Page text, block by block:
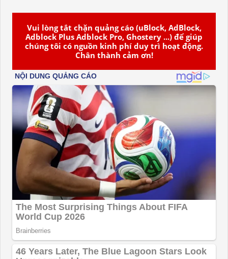
Vui lòng tắt chặn quảng cáo (uBlock, AdBlock,
Adblock Plus Adblock Pro, Ghostery ...) để giúp
chúng tôi có nguồn kinh phí duy trì hoạt động.
Chân thành cảm ơn!